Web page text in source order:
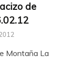
de
Montaña La